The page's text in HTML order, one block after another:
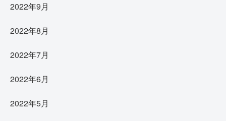
2022年9月
2022年8月
2022年7月
2022年6月
2022年5月